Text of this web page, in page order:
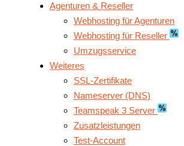
Agenturen & Reseller
Webhosting für Agenturen
Webhosting für Reseller
Umzugsservice
Weiteres
SSL-Zertifikate
Nameserver (DNS)
Teamspeak 3 Server
Zusatzleistungen
Test-Account